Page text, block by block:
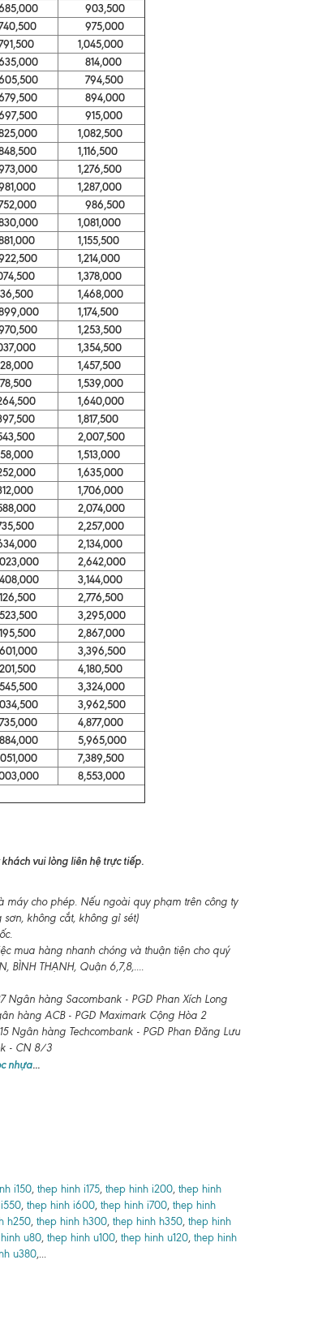
903,500
975,000
1,045,000
814,000
794,500
894,000
915,000
1,082,500
1,116,500
1,276,500
1,287,000
986,500
1,081,000
1,155,500
1,214,000
1,378,000
1,468,000
1,174,500
1,253,500
1,354,500
1,457,500
1,539,000
1,640,000
1,817,500
2,007,500
1,513,000
1,635,000
1,706,000
2,074,000
2,257,000
2,134,000
2,642,000
3,144,000
2,776,500
3,295,000
2,867,000
3,396,500
4,180,500
3,324,000
3,962,500
4,877,000
5,965,000
7,389,500
8,553,000
vui lòng liên hệ trực tiếp.
cho phép. Nếu ngoài quy phạm trên công ty
không cắt, không gỉ sét)
mua hàng nhanh chóng và thuận tiện cho quý
THẠNH, Quận 6,7,8,....
Ngân hàng Sacombank - PGD Phan Xích Long
hàng ACB - PGD Maximark Cộng Hòa 2
Ngân hàng Techcombank - PGD Phan Đăng Lưu
- CN 8/3
nhựa...
i150, thep hinh i175, thep hinh i200, thep hinh
, thep hinh i600, thep hinh i700, thep hinh
h250, thep hinh h300, thep hinh h350, thep hinh
u80, thep hinh u100, thep hinh u120, thep hinh
u380,...